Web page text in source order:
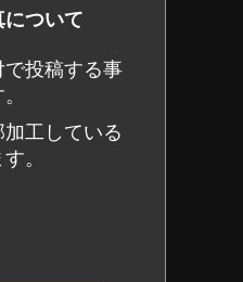
ついて
投稿する事
工している
。